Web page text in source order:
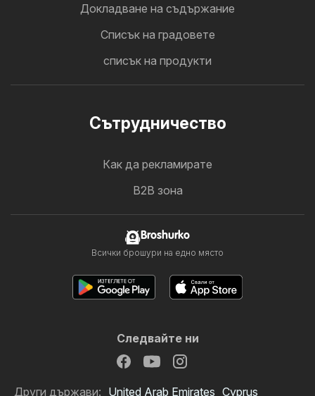
Докладване на съдържание
Cписък на градовете
списък на продукти
Cътрудничество
Как да рекламирате
B2B зона
Broshurko
Всички брошури на едно място
Следвайте ни
Други държави: United Arab Emirates Cyprus